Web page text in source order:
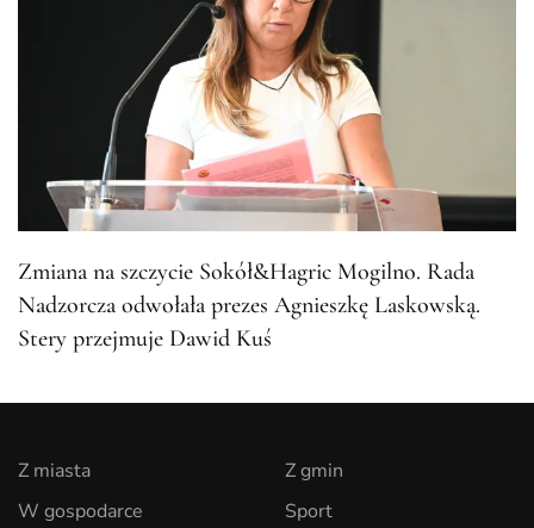
Zmiana na szczycie Sokół&Hagric Mogilno. Rada
Nadzorcza odwołała prezes Agnieszkę Laskowską.
Stery przejmuje Dawid Kuś
Z miasta
W gospodarce
Z gmin
Sport